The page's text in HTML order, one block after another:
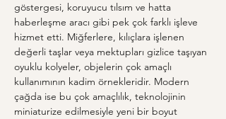
göstergesi, koruyucu tılsım ve hatta
haberleşme aracı gibi pek çok farklı işleve
hizmet etti. Miğferlere, kılıçlara işlenen
değerli taşlar veya mektupları gizlice taşıyan
oyuklu kolyeler, objelerin çok amaçlı
kullanımının kadim örnekleridir. Modern
çağda ise bu çok amaçlılık, teknolojinin
miniaturize edilmesiyle yeni bir boyut